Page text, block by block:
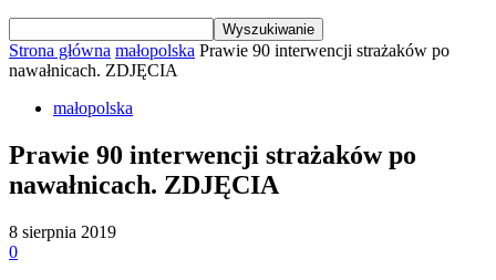
Strona główna małopolska Prawie 90 interwencji strażaków po
nawałnicach. ZDJĘCIA
małopolska
Prawie 90 interwencji strażaków po
nawałnicach. ZDJĘCIA
8 sierpnia 2019
0